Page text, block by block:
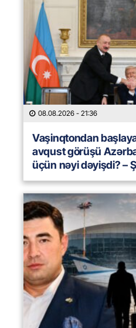
08.08.2026 - 21:36
Vaşinqtondan
avqust görüşü
üçün nəyi dəyişdi? –